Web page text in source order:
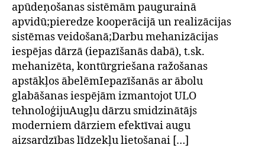
apūdeņošanas sistēmām paugurainā
apvidū;pieredze kooperācijā un realizācijas
sistēmas veidošanā;Darbu mehanizācijas
iespējas dārzā (iepazīšanās dabā), t.sk.
mehanizēta, kontūrgriešana ražošanas
apstākļos ābelēmIepazīšanās ar ābolu
glabāšanas iespējām izmantojot ULO
tehnoloģijuAugļu dārzu smidzinātājs
moderniem dārziem efektīvai augu
aizsardzības līdzekļu lietošanai […]